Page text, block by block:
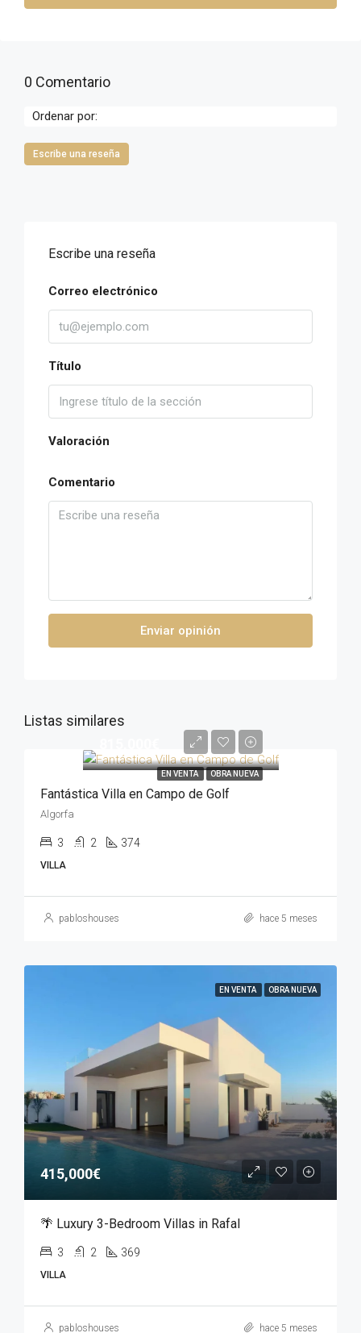
0 Comentario
Ordenar por:
Escribe una reseña
Escribe una reseña
Correo electrónico
Título
Valoración
Comentario
Enviar opinión
Listas similares
EN VENTA OBRA NUEVA
Fantástica Villa en Campo de Golf
Algorfa
3 2 374
VILLA
pabloshouses hace 5 meses
EN VENTA OBRA NUEVA
415,000€
🌴 Luxury 3-Bedroom Villas in Rafal
3 2 369
VILLA
pabloshouses hace 5 meses